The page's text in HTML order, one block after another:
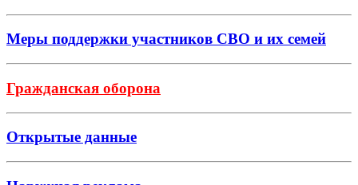
Меры поддержки участников СВО и их семей
Гражданская оборона
Открытые данные